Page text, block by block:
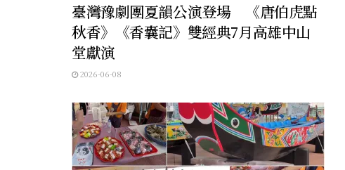
臺灣豫劇團夏韻公演登場 《唐伯虎點
秋香》《香囊記》雙經典7月高雄中山
堂獻演
2026-06-08